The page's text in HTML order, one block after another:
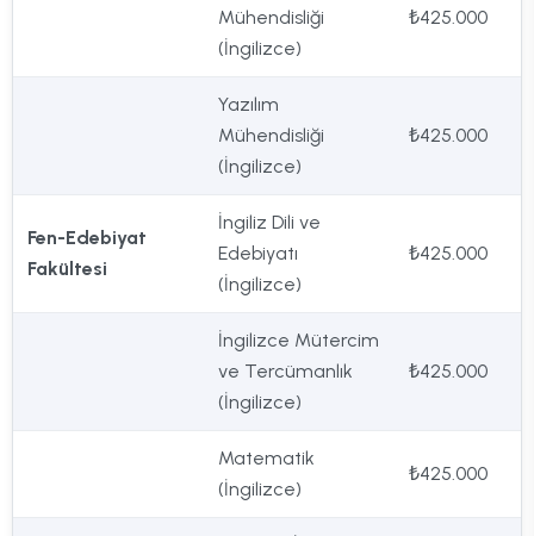
Mühendisliği
(İngilizce)
₺425.000
Yazılım
Mühendisliği
(İngilizce)
₺425.000
Fen-Edebiyat
Fakültesi
İngiliz Dili ve
Edebiyatı
(İngilizce)
₺425.000
İngilizce Mütercim
ve Tercümanlık
(İngilizce)
₺425.000
Matematik
(İngilizce)
₺425.000